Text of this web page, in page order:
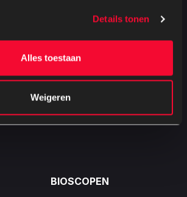
Details tonen
Alles toestaan
Weigeren
BIOSCOPEN